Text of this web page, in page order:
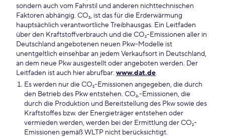
sondern auch vom Fahrstil und anderen nichttechnischen
Faktoren abhängig. CO₂, ist das für die Erderwärmung
hauptsächlich verantwortliche Treibhausgas. Ein Leitfaden
über den Kraftstoffverbrauch und die CO₂-Emissionen aller in
Deutschland angebotenen neuen Pkw-Modelle ist
unentgeltlich einsehbar an jedem Verkaufsort in Deutschland,
an dem neue Pkw ausgestellt oder angeboten werden. Der
Leitfaden ist auch hier abrufbar: www.dat.de.
Es werden nur die CO₂-Emissionen angegeben, die durch
den Betrieb des Pkw entstehen. CO₂,-Emissionen, die
durch die Produktion und Bereitstellung des Pkw sowie des
Kraftstoffes bzw. der Energieträger entstehen oder
vermieden werden, werden bei der Ermittlung der CO₂-
Emissionen gemäß WLTP nicht berücksichtigt.